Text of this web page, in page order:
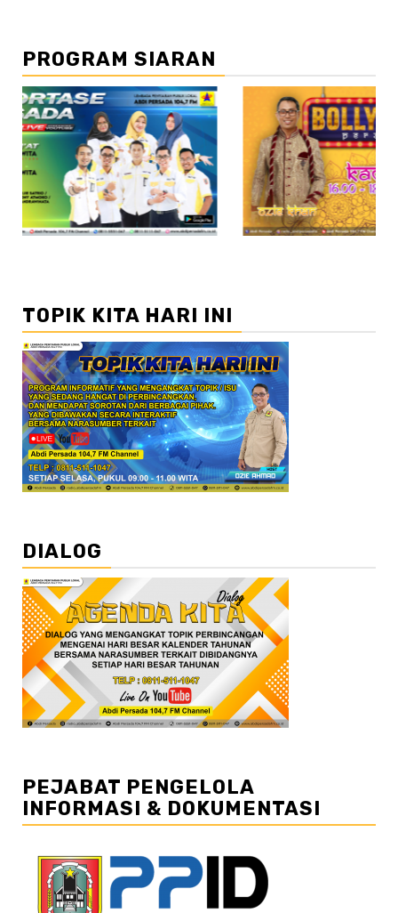
PROGRAM SIARAN
//2
TOPIK KITA HARI INI
DIALOG
PEJABAT PENGELOLA
INFORMASI & DOKUMENTASI